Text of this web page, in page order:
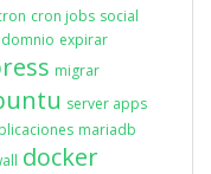
cron jobs social
domnio expirar
migrar
server apps
mariadb
docker